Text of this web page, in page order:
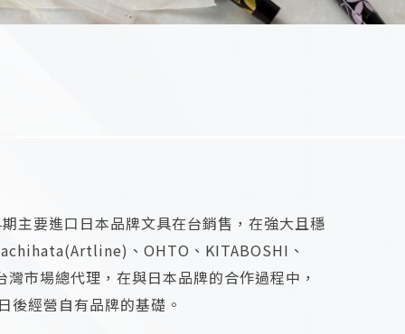
主要進口日本品牌文具在台銷售，在強大且穩
、OHTO、KITABOSHI、
市場總代理，在與日本品牌的合作過程中，
後經營自有品牌的基礎。